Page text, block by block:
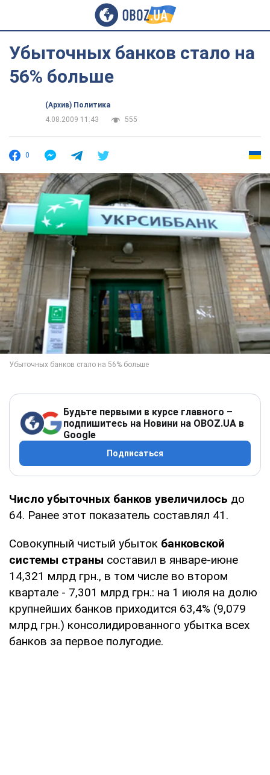
Убыточных банков стало на
56% больше
(Архив) Политика
4.08.2009 11:43
555
0
Будьте первыми в курсе главного –
подпишитесь на Новини на OBOZ.UA в
Google
Подписаться
Число убыточных банков увеличилось до
64. Ранее этот показатель составлял 41.
Совокупный чистый убыток банковской
системы страны составил в январе-июне
14,321 млрд грн., в том числе во втором
квартале - 7,301 млрд грн.: на 1 июля на долю
крупнейших банков приходится 63,4% (9,079
млрд грн.) консолидированного убытка всех
банков за первое полугодие.